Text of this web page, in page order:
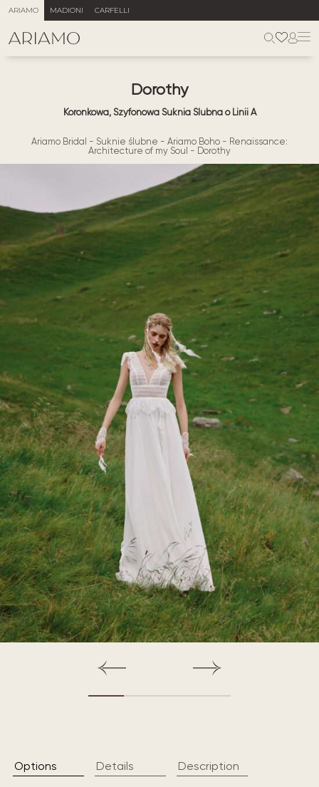
ARIAMO MADIONI CARFELLI
Dorothy
Koronkowa, Szyfonowa Suknia Ślubna o Linii A
Ariamo Bridal - Suknie ślubne - Ariamo Boho - Renaissance:
Architecture of my Soul - Dorothy
Options Details Description